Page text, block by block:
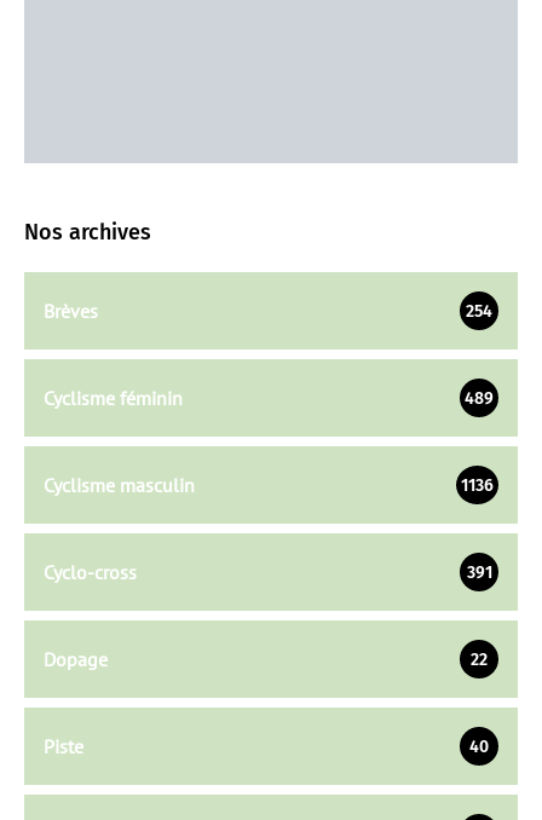
Nos archives
Brèves 254
Cyclisme féminin 489
Cyclisme masculin 1136
Cyclo-cross 391
Dopage 22
Piste 40